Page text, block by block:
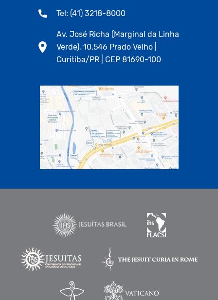
Tel: (41) 3218-8000
Av. José Richa (Marginal da Linha
Verde), 10.546 Prado Velho |
Curitiba/PR | CEP 81690-100